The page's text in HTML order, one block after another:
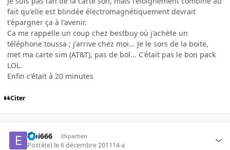
fait qu'elle est blindée électromagnétiquement devrait
t'épargner ça à l'avenir.
Ca me rappelle un coup chez bestbuy où j'achète un
téléphone toussa ; j'arrive chez moi... Je le sors de la boite,
met ma carte sim (AT&T), pas de bol... C'était pas le bon pack
LOL.
Enfin c'était à 20 minutes
Citer
Eloi666 INpactien
Posté(e) le 6 décembre 201114 a